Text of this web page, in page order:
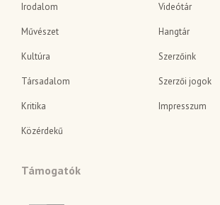
Irodalom
Művészet
Kultúra
Társadalom
Kritika
Közérdekű
Videótár
Hangtár
Szerzőink
Szerzői jogok
Impresszum
Támogatók